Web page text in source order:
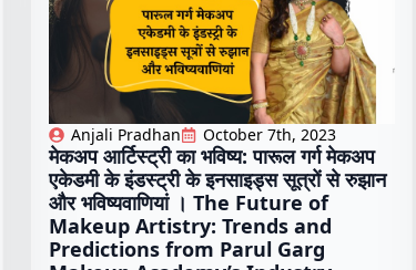
Anjali Pradhan October 7th, 2023
मेकअप आर्टिस्ट्री का भविष्य: पारूल गर्ग मेकअप
एकेडमी के इंडस्ट्री के इनसाइड्स सूत्रों से रुझान
और भविष्यवाणियां । The Future of
Makeup Artistry: Trends and
Predictions from Parul Garg